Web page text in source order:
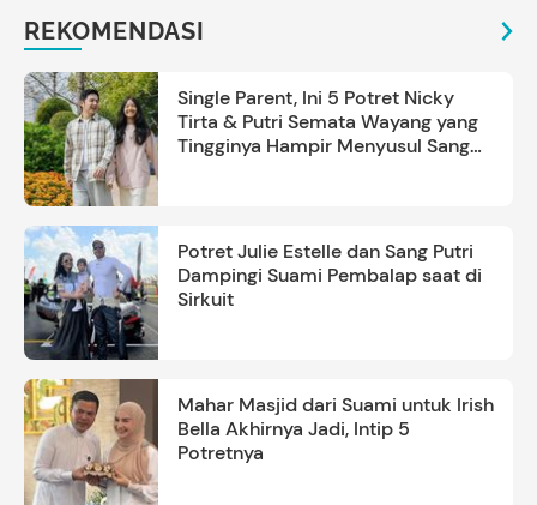
REKOMENDASI
Single Parent, Ini 5 Potret Nicky
Tirta & Putri Semata Wayang yang
Tingginya Hampir Menyusul Sang
Potret Julie Estelle dan Sang Putri
Dampingi Suami Pembalap saat di
Sirkuit
Mahar Masjid dari Suami untuk Irish
Bella Akhirnya Jadi, Intip 5
Potretnya